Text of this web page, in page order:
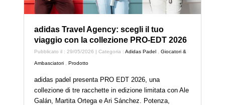
adidas Travel Agency: scegli il tuo
viaggio con la collezione PRO-EDT 2026
Pubblicato il : 29/05/2026 | Categoria :Adidas Padel ,Giocatori &
Ambasciatori ,Prodotto
adidas padel presenta PRO EDT 2026, una
collezione di tre racchette in edizione limitata con Ale
Galán, Martita Ortega e Ari Sánchez. Potenza,